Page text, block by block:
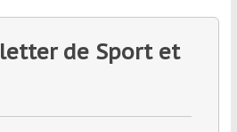
de Sport et